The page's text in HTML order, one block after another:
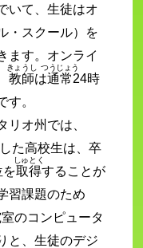
いて、生徒はオ
・スクール）を
ます。オンライ
教師
きょうし
は通常
つうじょう
24時
す。
リオ州では、
た高校生は、卒
を取得
しゅとく
することが
習課題のため
室のコンピュータ
と、生徒のデジ